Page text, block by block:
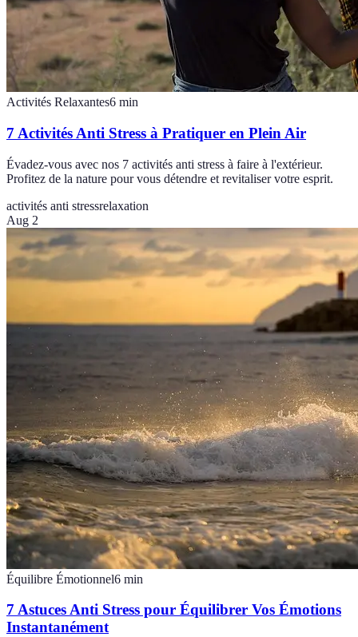
Activités Relaxantes6 min
7 Activités Anti Stress à Pratiquer en Plein Air
Évadez-vous avec nos 7 activités anti stress à faire à l'extérieur.
Profitez de la nature pour vous détendre et revitaliser votre esprit.
activités anti stressrelaxation
Aug 2
Équilibre Émotionnel6 min
7 Astuces Anti Stress pour Équilibrer Vos Émotions
Instantanément